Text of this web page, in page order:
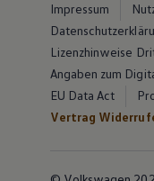
Impressum
Lizenzhinweise
Angaben zum
EU Data Act
Vertrag